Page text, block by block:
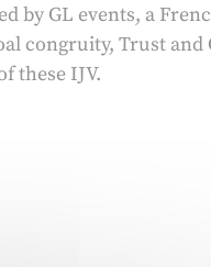
by GL events, a
congruity, Trust
these IJV.